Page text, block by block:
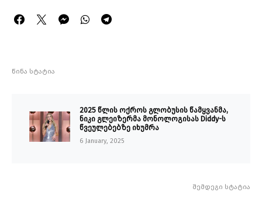
წინა სტატია
2025 წლის ოქროს გლობუსის წამყვანმა,
ნიკი გლეიზერმა მონოლოგისას Diddy-ს
წვეულებებზე იხუმრა
6 January, 2025
შემდეგი სტატია